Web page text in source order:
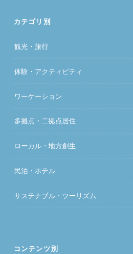
カテゴリ別
観光・旅行
体験・アクティビティ
ワーケーション
多拠点・二拠点居住
ローカル・地方創生
民泊・ホテル
サステナブル・ツーリズム
コンテンツ別